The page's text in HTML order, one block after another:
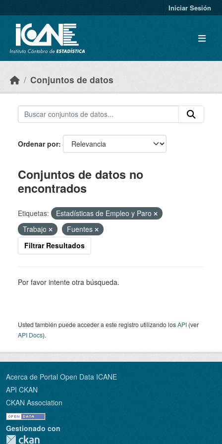
Iniciar Sesión
Conjuntos de datos
Ordenar por
Conjuntos de datos no
encontrados
Etiquetas:
Estadísticas de Empleo y Paro
Trabajo
Fuentes
Filtrar Resultados
Por favor intente otra búsqueda.
Usted también puede acceder a este registro utilizando losAPI (ver
API Docs).
Acerca de Portal Open Data ICANE
API CKAN
CKAN Association
Gestionado con